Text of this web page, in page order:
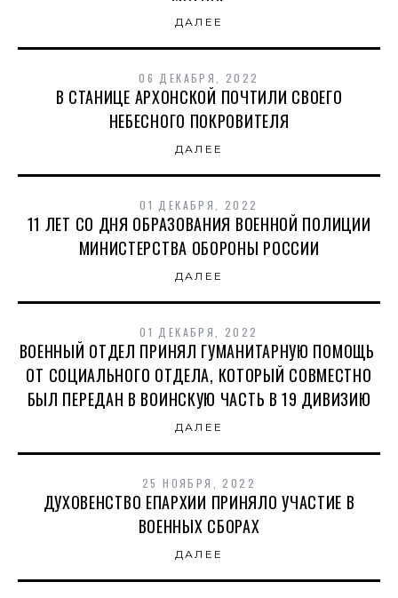
ДАЛЕЕ
06 ДЕКАБРЯ, 2022
В СТАНИЦЕ АРХОНСКОЙ ПОЧТИЛИ СВОЕГО
НЕБЕСНОГО ПОКРОВИТЕЛЯ
ДАЛЕЕ
01 ДЕКАБРЯ, 2022
11 ЛЕТ СО ДНЯ ОБРАЗОВАНИЯ ВОЕННОЙ ПОЛИЦИИ
МИНИСТЕРСТВА ОБОРОНЫ РОССИИ
ДАЛЕЕ
01 ДЕКАБРЯ, 2022
ВОЕННЫЙ ОТДЕЛ ПРИНЯЛ ГУМАНИТАРНУЮ ПОМОЩЬ
ОТ СОЦИАЛЬНОГО ОТДЕЛА, КОТОРЫЙ СОВМЕСТНО
БЫЛ ПЕРЕДАН В ВОИНСКУЮ ЧАСТЬ В 19 ДИВИЗИЮ
ДАЛЕЕ
25 НОЯБРЯ, 2022
ДУХОВЕНСТВО ЕПАРХИИ ПРИНЯЛО УЧАСТИЕ В
ВОЕННЫХ СБОРАХ
ДАЛЕЕ